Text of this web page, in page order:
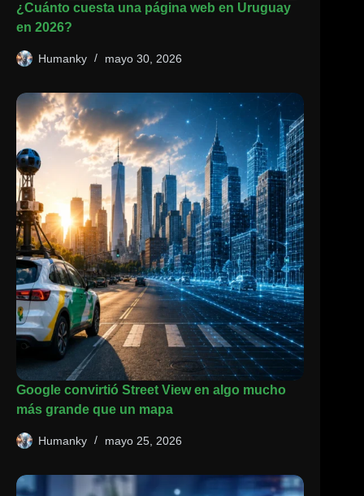
¿Cuánto cuesta una página web en Uruguay
en 2026?
Humanky mayo 30, 2026
Google convirtió Street View en algo mucho
más grande que un mapa
Humanky mayo 25, 2026